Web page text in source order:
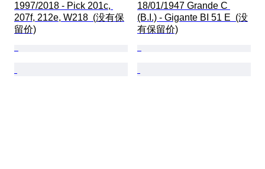
1997/2018 - Pick 201c,
207f, 212e, W218  (没有保
留价)
18/01/1947 Grande C
(B.I.) - Gigante BI 51 E  (没
有保留价)